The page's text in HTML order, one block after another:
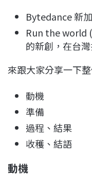
Bytedance 新
Run the world
的新創，在台
來跟大家分享一下整
動機
準備
過程、結果
收穫、結語
動機